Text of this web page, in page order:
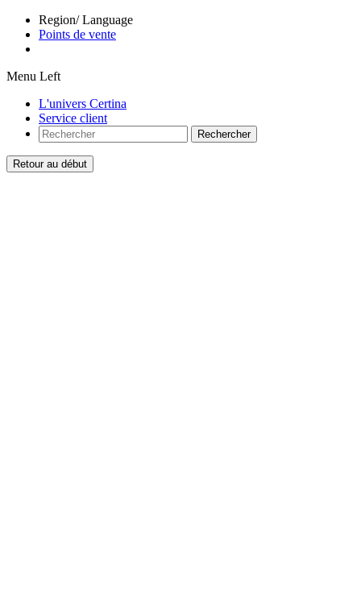
Region/ Language
Points de vente
Menu Left
L'univers Certina
Service client
Rechercher
Retour au début